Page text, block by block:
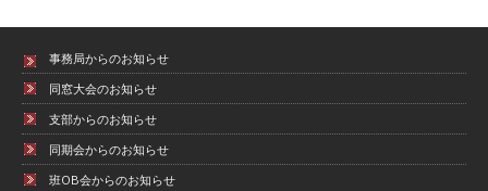
事務局からのお知らせ
同窓大会のお知らせ
支部からのお知らせ
同期会からのお知らせ
班OB会からのお知らせ